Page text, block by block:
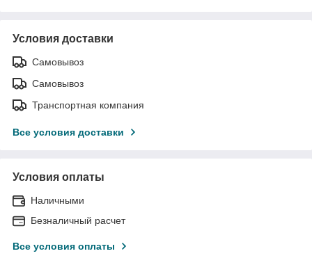
Условия доставки
Самовывоз
Самовывоз
Транспортная компания
Все условия доставки
Условия оплаты
Наличными
Безналичный расчет
Все условия оплаты